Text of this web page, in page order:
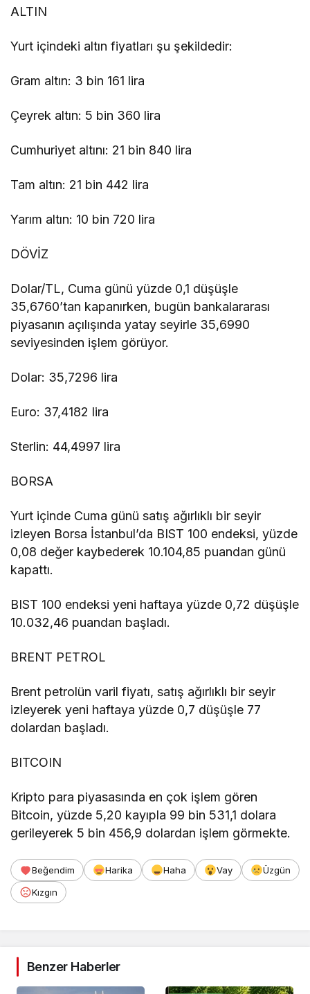
ALTIN
Yurt içindeki altın fiyatları şu şekildedir:
Gram altın: 3 bin 161 lira
Çeyrek altın: 5 bin 360 lira
Cumhuriyet altını: 21 bin 840 lira
Tam altın: 21 bin 442 lira
Yarım altın: 10 bin 720 lira
DÖVİZ
Dolar/TL, Cuma günü yüzde 0,1 düşüşle
35,6760’tan kapanırken, bugün bankalararası
piyasanın açılışında yatay seyirle 35,6990
seviyesinden işlem görüyor.
Dolar: 35,7296 lira
Euro: 37,4182 lira
Sterlin: 44,4997 lira
BORSA
Yurt içinde Cuma günü satış ağırlıklı bir seyir
izleyen Borsa İstanbul’da BIST 100 endeksi, yüzde
0,08 değer kaybederek 10.104,85 puandan günü
kapattı.
BIST 100 endeksi yeni haftaya yüzde 0,72 düşüşle
10.032,46 puandan başladı.
BRENT PETROL
Brent petrolün varil fiyatı, satış ağırlıklı bir seyir
izleyerek yeni haftaya yüzde 0,7 düşüşle 77
dolardan başladı.
BITCOIN
Kripto para piyasasında en çok işlem gören
Bitcoin, yüzde 5,20 kayıpla 99 bin 531,1 dolara
gerileyerek 5 bin 456,9 dolardan işlem görmekte.
Beğendim Harika Haha Vay
Üzgün
Kızgın
Benzer Haberler